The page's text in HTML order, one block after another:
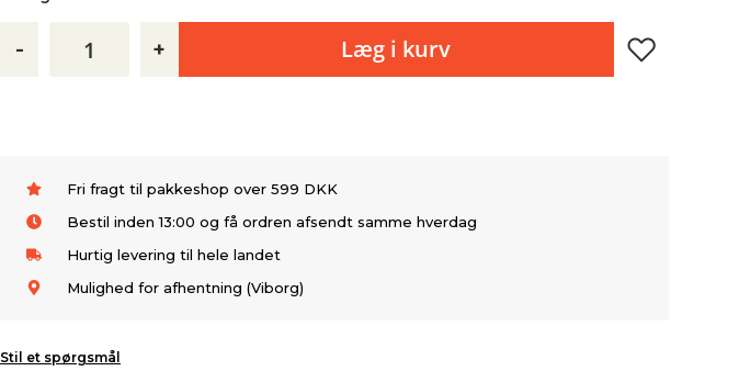
- + Læg i kurv
Fri fragt til pakkeshop over 599 DKK
Bestil inden 13:00 og få ordren afsendt samme hverdag
Hurtig levering til hele landet
Mulighed for afhentning (Viborg)
Stil et spørgsmål